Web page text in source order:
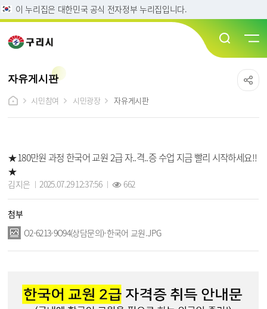
이 누리집은 대한민국 공식 전자정부 누리집입니다.
자유게시판
시민참여
시민광장 자유게시판
★180만원 과정 한국어 교원 2급 자..격..증 수업 지금 빨리 시작하세요!!
★
김지은 2025.07.29 12:37:56 662
첨부
O2-6213-9O94(상담문의)-한국어 교원.JPG